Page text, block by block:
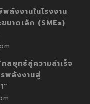
ลังงานในโรงงาน
นาดเล็ก (SMEs)
ลยุทธ์สู่ความสำเร็จ
พลังงานสู่